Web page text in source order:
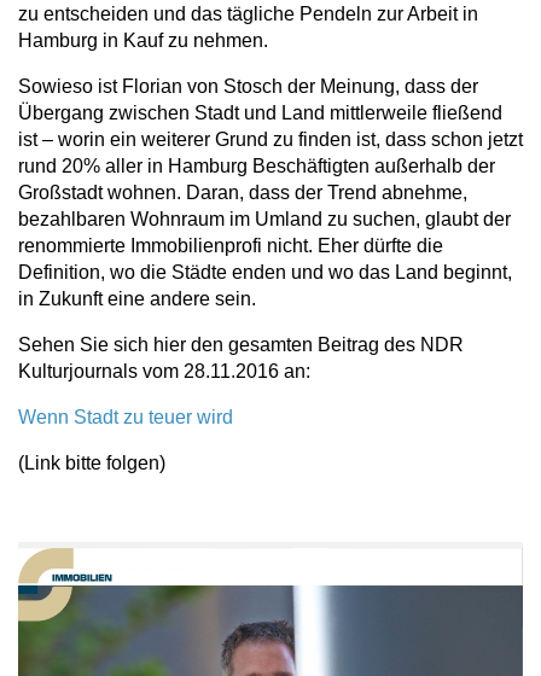
zu entscheiden und das tägliche Pendeln zur Arbeit in
Hamburg in Kauf zu nehmen.
Sowieso ist Florian von Stosch der Meinung, dass der
Übergang zwischen Stadt und Land mittlerweile fließend
ist – worin ein weiterer Grund zu finden ist, dass schon jetzt
rund 20% aller in Hamburg Beschäftigten außerhalb der
Großstadt wohnen. Daran, dass der Trend abnehme,
bezahlbaren Wohnraum im Umland zu suchen, glaubt der
renommierte Immobilienprofi nicht. Eher dürfte die
Definition, wo die Städte enden und wo das Land beginnt,
in Zukunft eine andere sein.
Sehen Sie sich hier den gesamten Beitrag des NDR
Kulturjournals vom 28.11.2016 an:
Wenn Stadt zu teuer wird
(Link bitte folgen)